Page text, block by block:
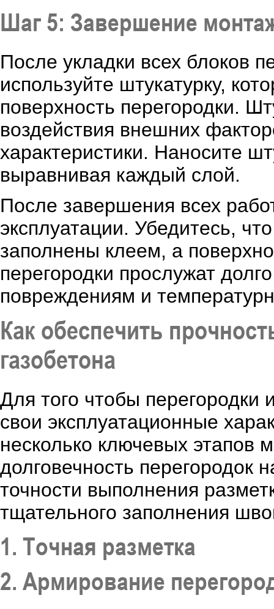
Шаг 5: Завершение
После укладки всех блоков
используйте штукатурку,
поверхность перегородки.
воздействия внешних
характеристики. Наносите
выравнивая каждый слой.
После завершения всех
эксплуатации. Убедитесь,
заполнены клеем, а
перегородки прослужат
повреждениям и
Как обеспечить
газобетона
Для того чтобы перегородки
свои эксплуатационные
несколько ключевых этапов
долговечность перегородок
точности выполнения
тщательного заполнения
1. Точная разметка
2. Армирование